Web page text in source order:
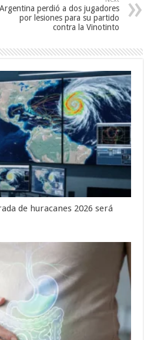
Argentina perdió a dos jugadores
por lesiones para su partido
contra la Vinotinto
de huracanes 2026 será